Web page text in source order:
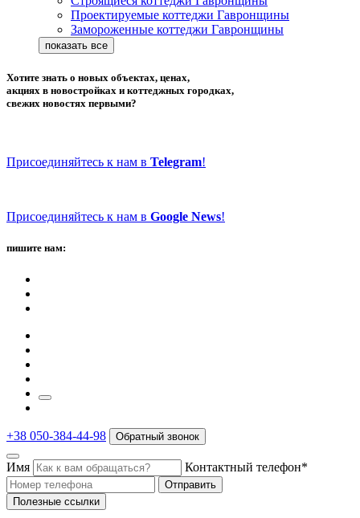
Проектируемые коттеджи Гавронщины
Замороженные коттеджи Гавронщины
Хотите знать о новых объектах, ценах,
акциях в новостройках и коттеджных городках,
свежих новостях первыми?
Присоединяйтесь к нам в Telegram!
Присоединяйтесь к нам в Google News!
пишите нам:
+38 050-384-44-98 Обратный звонок
Имя Контактный телефон*
Отправить
Полезные ссылки